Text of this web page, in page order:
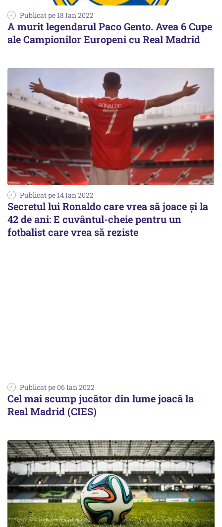
Publicat pe 18 Ian 2022
A murit legendarul Paco Gento. Avea 6 Cupe
ale Campionilor Europeni cu Real Madrid
Publicat pe 14 Ian 2022
Secretul lui Ronaldo care vrea să joace și la
42 de ani: E cuvântul-cheie pentru un
fotbalist care vrea să reziste
Publicat pe 06 Ian 2022
Cel mai scump jucător din lume joacă la
Real Madrid (CIES)